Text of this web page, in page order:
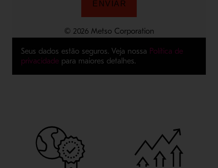
Seus dados estão seguros. Veja nossa Política de
privacidadepara maiores detalhes.